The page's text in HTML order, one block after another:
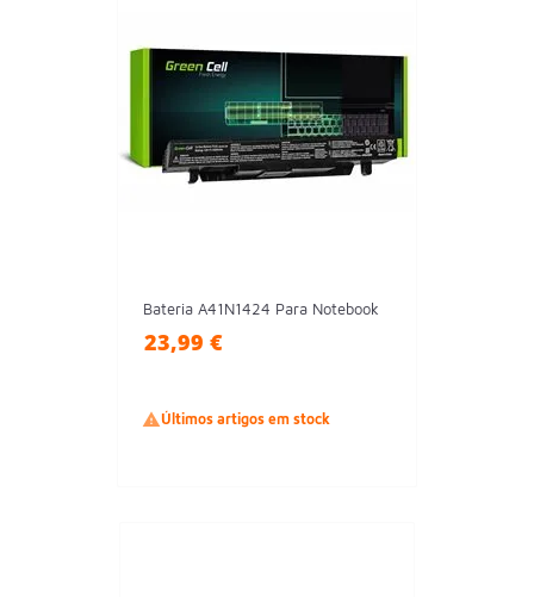
Bateria A41N1424 Para Notebook
23,99 €
Últimos artigos em stock